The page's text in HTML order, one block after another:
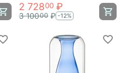
2 72800 ₽
3 10000 ₽ -12%